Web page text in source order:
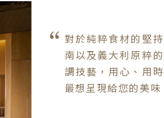
對於純粹食材的堅
南以及義大利原粹
調技藝，用心、用
最想呈現給您的美味